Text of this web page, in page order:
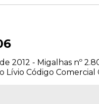
2012 - Migalhas nº
Código Comercial